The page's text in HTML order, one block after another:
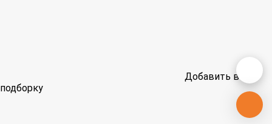
Добавить в
подборку